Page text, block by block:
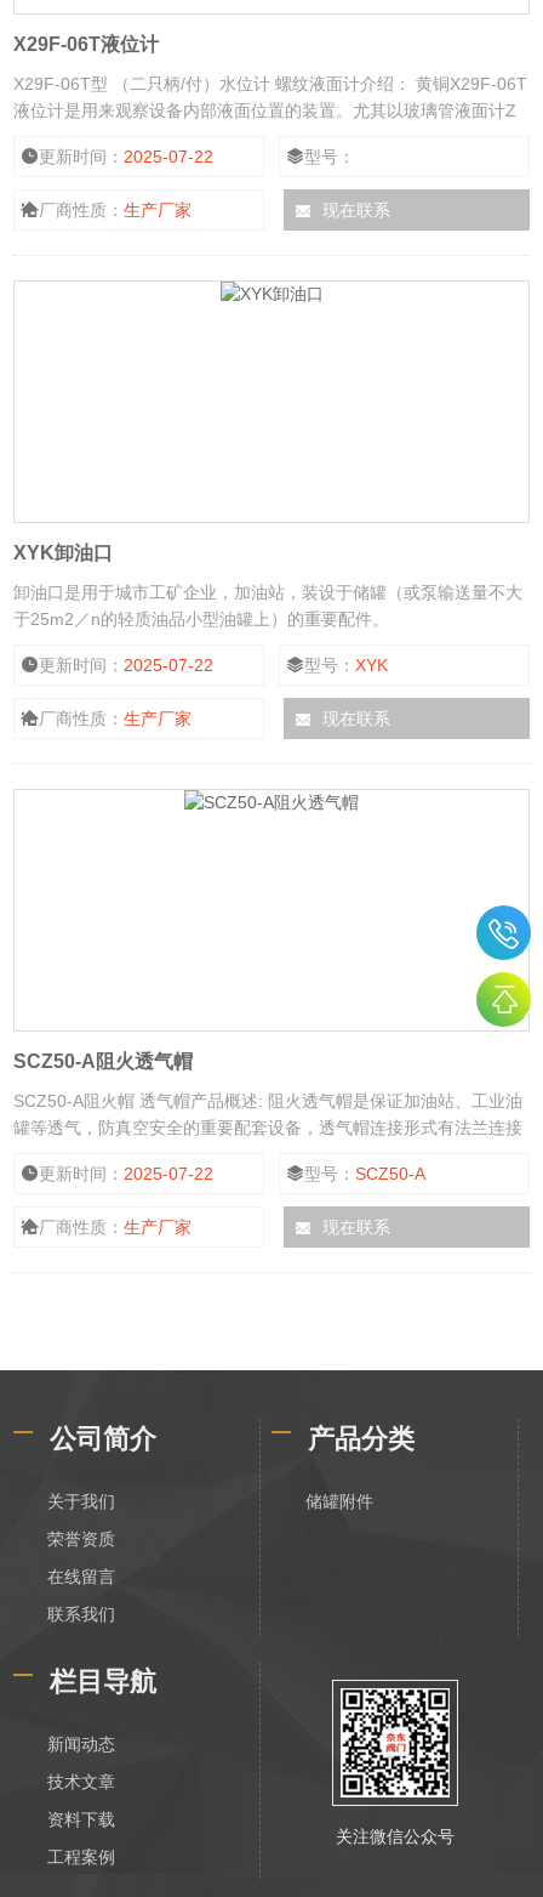
X29F-06T液位计
X29F-06T型 （二只柄/付）水位计 螺纹液面计介绍： 黄铜X29F-06T
液位计是用来观察设备内部液面位置的装置。尤其以玻璃管液面计Z
玻璃管液面计、玻璃板液面计等。
更新时间： 2025-07-22 型号：
厂商性质：生产厂家 现在联系
XYK卸油口
卸油口是用于城市工矿企业，加油站，装设于储罐（或泵输送量不大
于25m2／n的轻质油品小型油罐上）的重要配件。
更新时间： 2025-07-22 型号：XYK
厂商性质：生产厂家 现在联系
SCZ50-A阻火透气帽
SCZ50-A阻火帽 透气帽产品概述: 阻火透气帽是保证加油站、工业油
罐等透气，防真空安全的重要配套设备，透气帽连接形式有法兰连接
更新时间： 2025-07-22 型号：SCZ50-A
厂商性质：生产厂家 现在联系
公司简介
关于我们
荣誉资质
在线留言
联系我们
产品分类
储罐附件
栏目导航
新闻动态
技术文章
资料下载
工程案例
关注微信公众号